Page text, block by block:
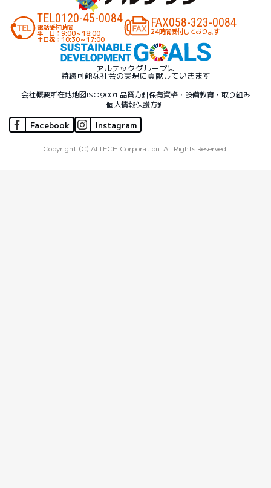
TEL0120-45-0084
電話受付時間
平 日：9:00～18:00
土日祝：10:30～17:00
FAX058-323-0084
24時間受付しております
アルテックグループは
持続可能な社会の実現に貢献していきます
会社概要所在地地図ISO9001 品質方針保有資格・設備教育・取り組み
個人情報保護方針
Facebook Instagram
Copyright (C) ALTECH Corporation. All Rights Reserved.